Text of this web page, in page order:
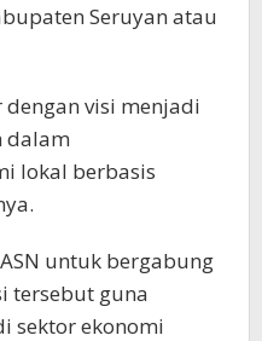
Seruyan atau
dengan visi menjadi
dalam
lokal berbasis
untuk bergabung
tersebut guna
sektor ekonomi